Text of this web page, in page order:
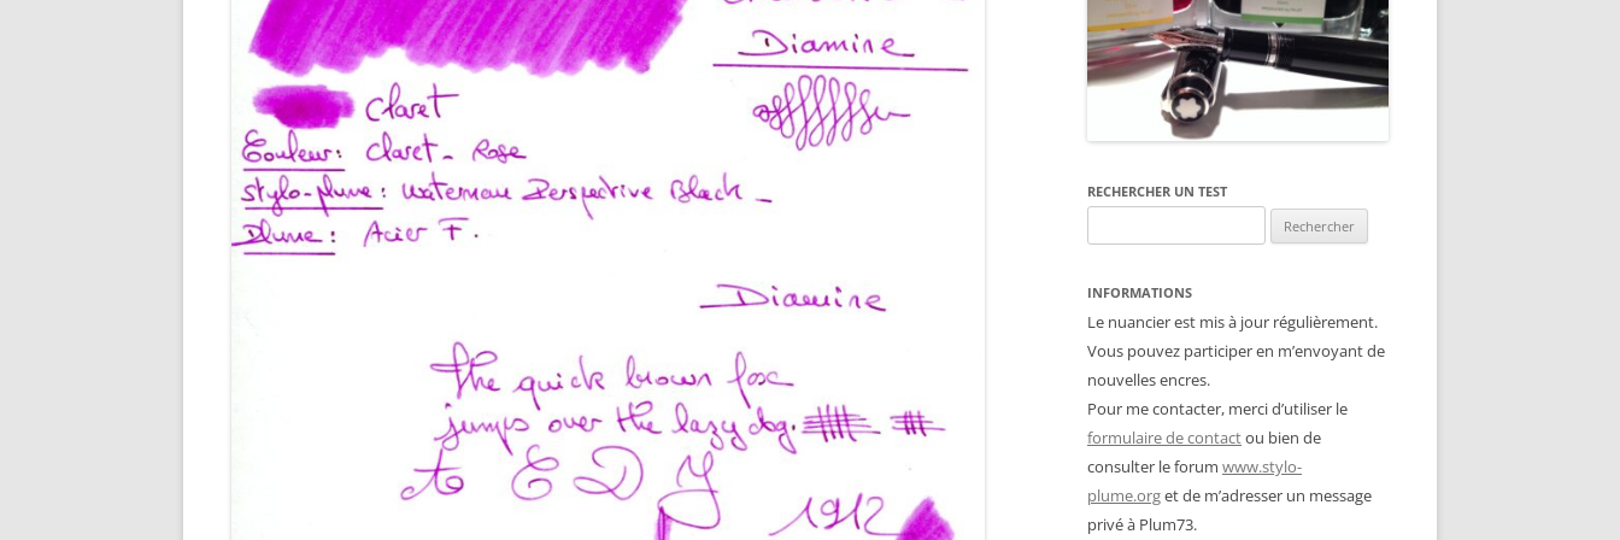
ENCRES MARRONS
ENCRES ROSES
ENCRES ROUGES
ENCRES VERTES
COLORVERSE
CONWAY STEWART
DE ATRAMENTIS
DIAMINE
EDELSTEIN
FERRIS WHEEL PRESS
FRANKLIN-CHRISTOPH
GRAF VON FABER-CASTELL
COMPARATIFS LIE DE VIN
COMPARATIFS ROUGES
RECHERCHER UN TEST
INFORMATIONS
Le nuancier est mis à jour régulièrement.
Vous pouvez participer en m’envoyant de
nouvelles encres.
Pour me contacter, merci d’utiliser le
formulaire de contactou bien de
consulter le forum www.stylo-
plume.orget de m’adresser un message
privé à Plum73.